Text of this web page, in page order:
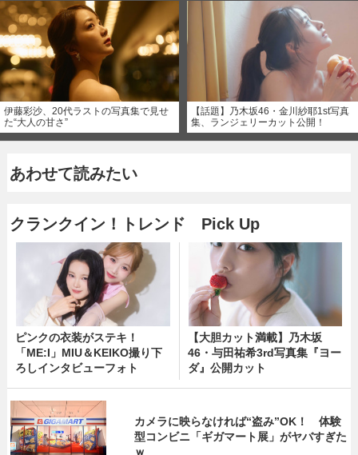
伊藤彩沙、20代ラストの写真集で見せ
た“大人の甘さ”
【話題】乃木坂46・金川紗耶1st写真
集、ランジェリーカット公開！
あわせて読みたい
クランクイン！トレンド Pick Up
ピンクの衣装がステキ！
「ME:I」MIU＆KEIKO撮り下
ろしインタビューフォト
【大胆カット満載】乃木坂
46・与田祐希3rd写真集『ヨー
ダ』公開カット
カメラに映らなければ“盗み”OK！ 体験
型コンビニ「ギガマート展」がヤバすぎた
ｗ